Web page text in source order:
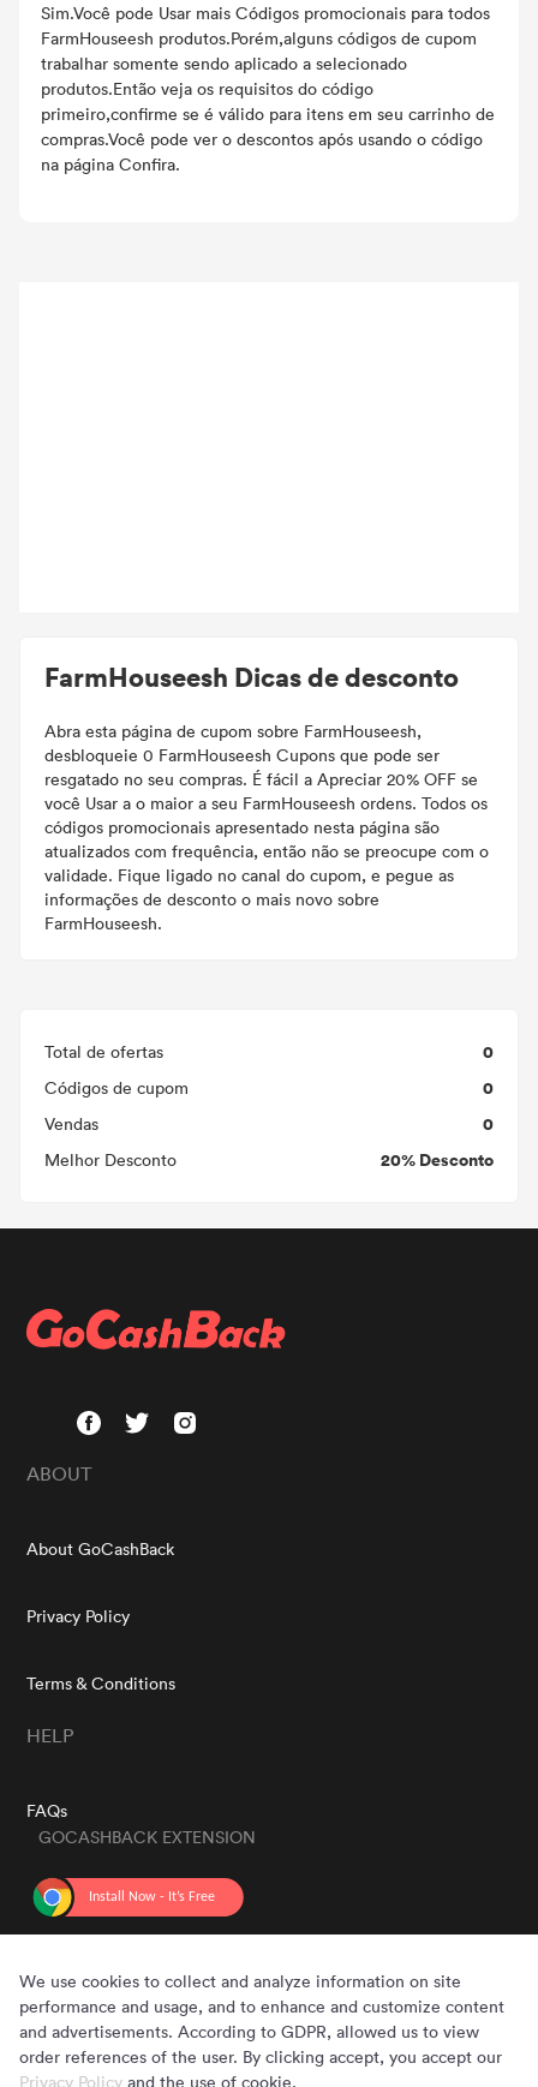
FarmHouseesh Dicas de desconto
Abra esta página de cupom sobre FarmHouseesh,
desbloqueie 0 FarmHouseesh Cupons que pode ser
resgatado no seu compras. É fácil a Apreciar 20% OFF se
você Usar a o maior a seu FarmHouseesh ordens. Todos os
códigos promocionais apresentado nesta página são
atualizados com frequência, então não se preocupe com o
validade. Fique ligado no canal do cupom, e pegue as
informações de desconto o mais novo sobre
FarmHouseesh.
Total de ofertas 0
Códigos de cupom 0
Vendas 0
Melhor Desconto 20% Desconto
Sim.Você pode Usar mais Códigos promocionais para todos
FarmHouseesh produtos.Porém,alguns códigos de cupom
trabalhar somente sendo aplicado a selecionado
produtos.Então veja os requisitos do código
primeiro,confirme se é válido para itens em seu carrinho de
compras.Você pode ver o descontos após usando o código
na página Confira.
ABOUT
About GoCashBack
Privacy Policy
Terms & Conditions
HELP
FAQs
GOCASHBACK EXTENSION
We use cookies to collect and analyze information on site
performance and usage, and to enhance and customize content
and advertisements. According to GDPR, allowed us to view
order references of the user. By clicking accept, you accept our
Privacy Policy and the use of cookie.